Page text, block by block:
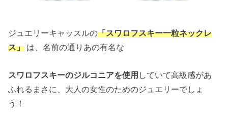
ジュエリーキャッスルの「スワロフスキー一粒ネックレ
ス」 は、名前の通りあの有名な
スワロフスキーのジルコニアを使用 していて高級感があ
ふれるまさに、大人の女性のためのジュエリーでしょ
う！